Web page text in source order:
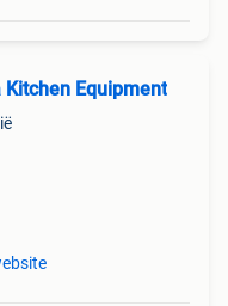
Kitchen Equipment